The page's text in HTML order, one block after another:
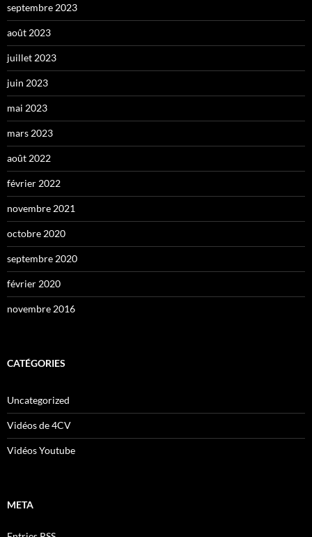
septembre 2023
août 2023
juillet 2023
juin 2023
mai 2023
mars 2023
août 2022
février 2022
novembre 2021
octobre 2020
septembre 2020
février 2020
novembre 2016
CATÉGORIES
Uncategorized
Vidéos de 4CV
Vidéos Youtube
META